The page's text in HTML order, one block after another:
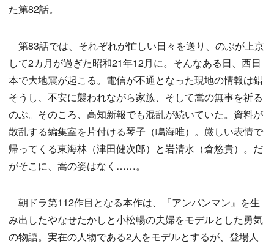
た第82話。
第83話では、それぞれが忙しい日々を送り、のぶが上京
して2カ月が過ぎた昭和21年12月に。そんなある日、西日
本で大地震が起こる。電信が不通となった現地の情報は錯
そうし、不安に襲われながら家族、そして嵩の無事を祈る
のぶ。そのころ、高知新報でも混乱が続いていた。資料が
散乱する編集室を片付ける琴子（鳴海唯）。厳しい表情で
帰ってくる東海林（津田健次郎）と岩清水（倉悠貴）。だ
がそこに、嵩の姿はなく……。
朝ドラ第112作目となる本作は、『アンパンマン』を生
み出したやなせたかしと小松暢の夫婦をモデルとした勇気
の物語。実在の人物である2人をモデルとするが、登場人